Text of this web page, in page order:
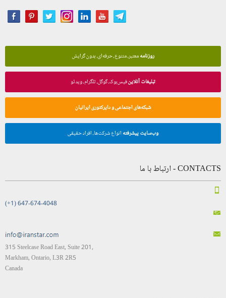
روزنامهمعتبر، متنوع، حرفه‌ای، بدون گرایش
تبلیغات آنلاینفیس‌بوک، گوگل، تلگرام، ویدئو
شبکه‌های اجتماعی و دایرکتوری ایرانیان
وب‌سایت پیشرفته انواع شرکت‌ها، افراد حقیقی
CONTACTS - ارتباط با ما
(+1) 647-674-4048
315 Steelcase Road East, Suite 201,
Markham, Ontario, L3R 2R5
Canada